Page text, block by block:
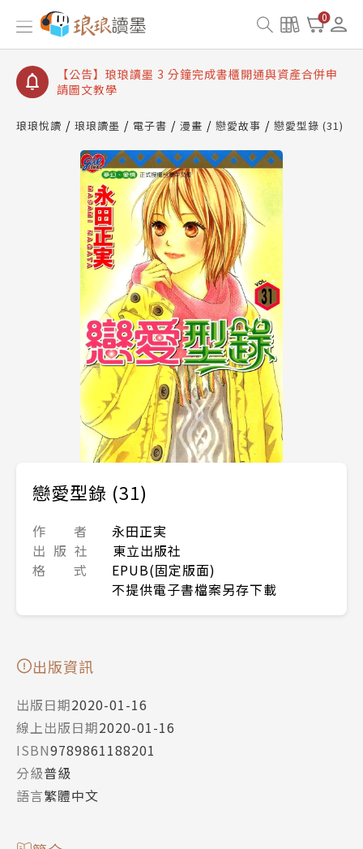
0
【公告】琅琅讀墨數位閱讀資產合併與書櫃開通申請
【公告】琅琅讀墨書櫃開通常見問題
【公告】琅琅讀墨 3 分鐘完成書櫃開通與資產合併申
請圖文教學
查詢
【公告】琅琅讀墨數位閱讀資產合併與書櫃開通申請
琅琅悅讀 琅琅讀墨 電子書 漫畫 戀愛故事 戀愛型錄 (31)
戀愛型錄 (31)
作 者
永田正実
出 版 社
東立出版社
格 式
EPUB(固定版面)
不提供電子書檔案另存下載
出版資訊
出版日期2020-01-16
線上出版日期2020-01-16
ISBN9789861188201
分級普級
語言繁體中文